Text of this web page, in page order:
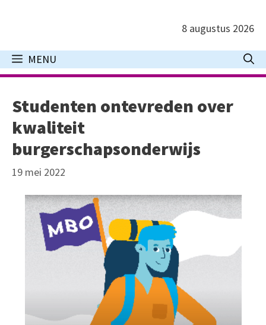
inhoud
8 augustus 2026
MENU
Studenten ontevreden over
kwaliteit
burgerschapsonderwijs
19 mei 2022